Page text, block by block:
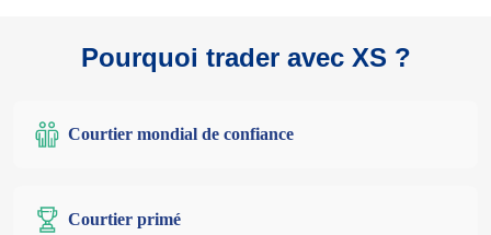
Pourquoi trader avec XS ?
Courtier mondial de confiance
Courtier primé